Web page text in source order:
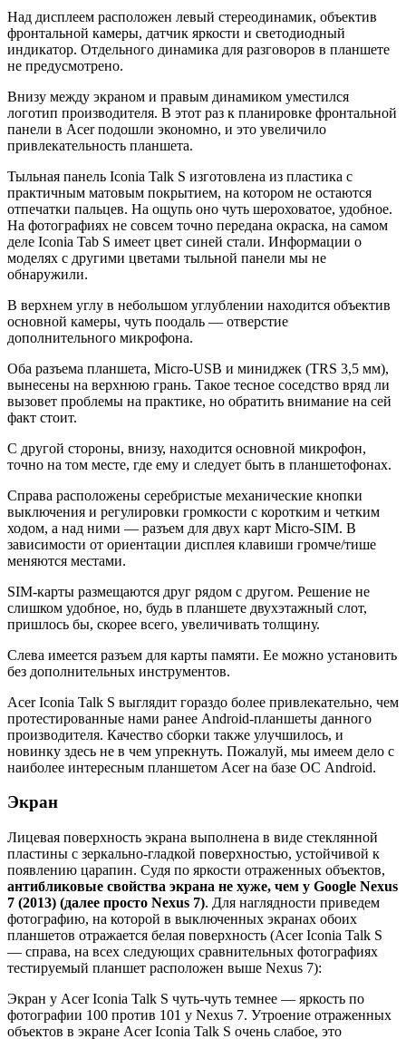
Над дисплеем расположен левый стереодинамик, объектив
фронтальной камеры, датчик яркости и светодиодный
индикатор. Отдельного динамика для разговоров в планшете
не предусмотрено.
Внизу между экраном и правым динамиком уместился
логотип производителя. В этот раз к планировке фронтальной
панели в Acer подошли экономно, и это увеличило
привлекательность планшета.
Тыльная панель Iconia Talk S изготовлена из пластика с
практичным матовым покрытием, на котором не остаются
отпечатки пальцев. На ощупь оно чуть шероховатое, удобное.
На фотографиях не совсем точно передана окраска, на самом
деле Iconia Tab S имеет цвет синей стали. Информации о
моделях с другими цветами тыльной панели мы не
обнаружили.
В верхнем углу в небольшом углублении находится объектив
основной камеры, чуть поодаль — отверстие
дополнительного микрофона.
Оба разъема планшета, Micro-USB и миниджек (TRS 3,5 мм),
вынесены на верхнюю грань. Такое тесное соседство вряд ли
вызовет проблемы на практике, но обратить внимание на сей
факт стоит.
C другой стороны, внизу, находится основной микрофон,
точно на том месте, где ему и следует быть в планшетофонах.
Справа расположены серебристые механические кнопки
выключения и регулировки громкости с коротким и четким
ходом, а над ними — разъем для двух карт Micro-SIM. В
зависимости от ориентации дисплея клавиши громче/тише
меняются местами.
SIM-карты размещаются друг рядом с другом. Решение не
слишком удобное, но, будь в планшете двухэтажный слот,
пришлось бы, скорее всего, увеличивать толщину.
Слева имеется разъем для карты памяти. Ее можно установить
без дополнительных инструментов.
Acer Iconia Talk S выглядит гораздо более привлекательно, чем
протестированные нами ранее Android-планшеты данного
производителя. Качество сборки также улучшилось, и
новинку здесь не в чем упрекнуть. Пожалуй, мы имеем дело с
наиболее интересным планшетом Acer на базе ОС Android.
Экран
Лицевая поверхность экрана выполнена в виде стеклянной
пластины с зеркально-гладкой поверхностью, устойчивой к
появлению царапин. Судя по яркости отраженных объектов,
антибликовые свойства экрана не хуже, чем у Google Nexus
7 (2013) (далее просто Nexus 7). Для наглядности приведем
фотографию, на которой в выключенных экранах обоих
планшетов отражается белая поверхность (Acer Iconia Talk S
— справа, на всех следующих сравнительных фотографиях
тестируемый планшет расположен выше Nexus 7):
Экран у Acer Iconia Talk S чуть-чуть темнее — яркость по
фотографии 100 против 101 у Nexus 7. Утроение отраженных
объектов в экране Acer Iconia Talk S очень слабое, это